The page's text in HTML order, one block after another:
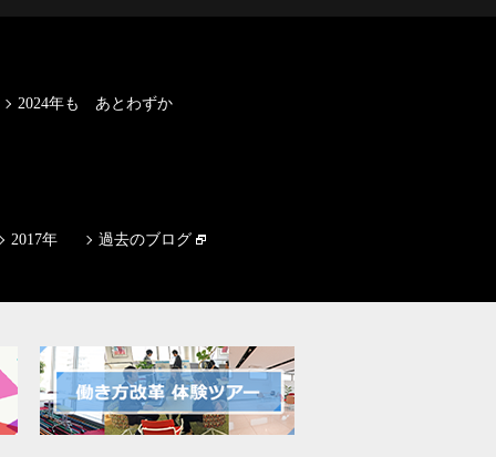
2024年も あとわずか
2017年 過去のブログ